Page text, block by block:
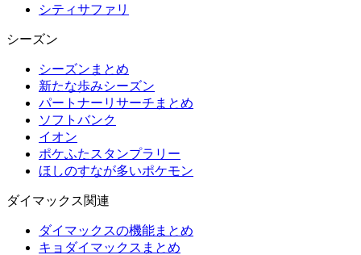
シティサファリ
シーズン
シーズンまとめ
新たな歩みシーズン
パートナーリサーチまとめ
ソフトバンク
イオン
ポケふたスタンプラリー
ほしのすなが多いポケモン
ダイマックス関連
ダイマックスの機能まとめ
キョダイマックスまとめ